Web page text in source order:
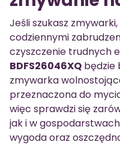
Jeśli szukasz
codziennymi
czyszczenie trudnych
BDFS26046XQ będzie
zmywarka
przeznaczona do
więc sprawdzi się
jak i w
wygoda oraz